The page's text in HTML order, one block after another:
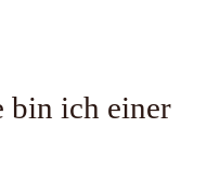
bin ich einer